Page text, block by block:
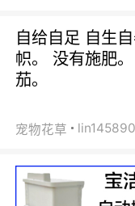
自给自足 自生
帜。 没有施肥
茄。
宠物花草